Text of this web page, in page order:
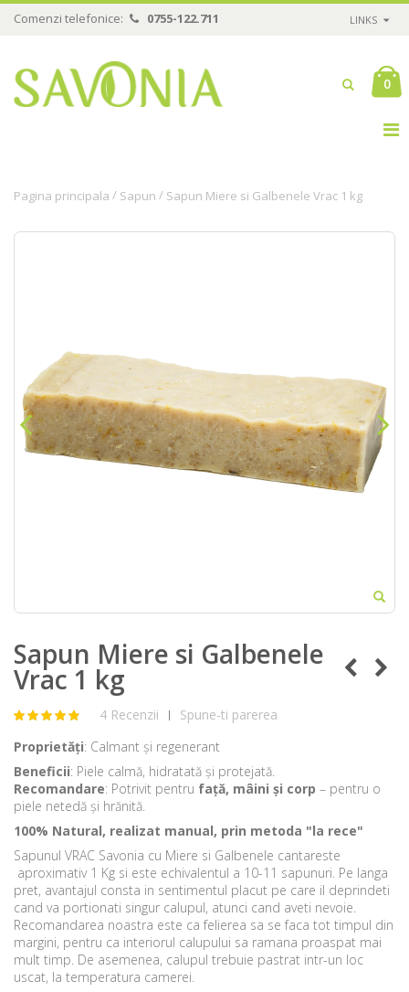
Comenzi telefonice: 0755-122.711 LINKS
0
Pagina principala / Sapun / Sapun Miere si Galbenele Vrac 1 kg
Sapun Miere si Galbenele
Vrac 1 kg
4 Recenzii |
Spune-ti parerea
Proprietăți: Calmant și regenerant
Beneficii: Piele calmă, hidratată și protejată.
Recomandare: Potrivit pentru față, mâini și corp – pentru o
piele netedă și hrănită.
100% Natural, realizat manual, prin metoda "la rece"
Sapunul VRAC Savonia cu Miere si Galbenele cantareste
aproximativ 1 Kg si este echivalentul a 10-11 sapunuri. Pe langa
pret, avantajul consta in sentimentul placut pe care il deprindeti
cand va portionati singur calupul, atunci cand aveti nevoie.
Recomandarea noastra este ca felierea sa se faca tot timpul din
margini, pentru ca interiorul calupului sa ramana proaspat mai
mult timp. De asemenea, calupul trebuie pastrat intr-un loc
uscat, la temperatura camerei.